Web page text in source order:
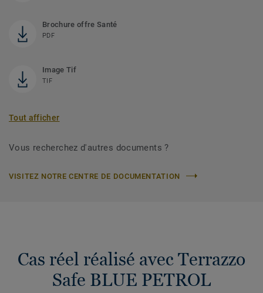
Brochure offre Santé
PDF
Image Tif
TIF
Tout afficher
Vous recherchez d'autres documents ?
VISITEZ NOTRE CENTRE DE DOCUMENTATION
Cas réel réalisé avec Terrazzo
Safe BLUE PETROL